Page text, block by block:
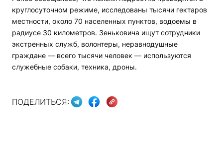
круглосуточном режиме, исследованы тысячи гектаров
местности, около 70 населенных пунктов, водоемы в
радиусе 30 километров. Зеньковича ищут сотрудники
экстренных служб, волонтеры, неравнодушные
граждане — всего тысячи человек — используются
служебные собаки, техника, дроны.
ПОДЕЛИТЬСЯ: